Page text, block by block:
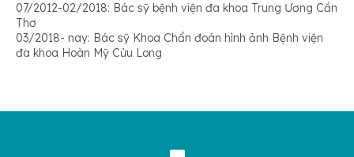
07/2012-02/2018: Bác sỹ bệnh viện đa khoa Trung Ương Cần
Thơ
03/2018- nay: Bác sỹ Khoa Chẩn đoán hình ảnh Bệnh viện
đa khoa Hoàn Mỹ Cửu Long